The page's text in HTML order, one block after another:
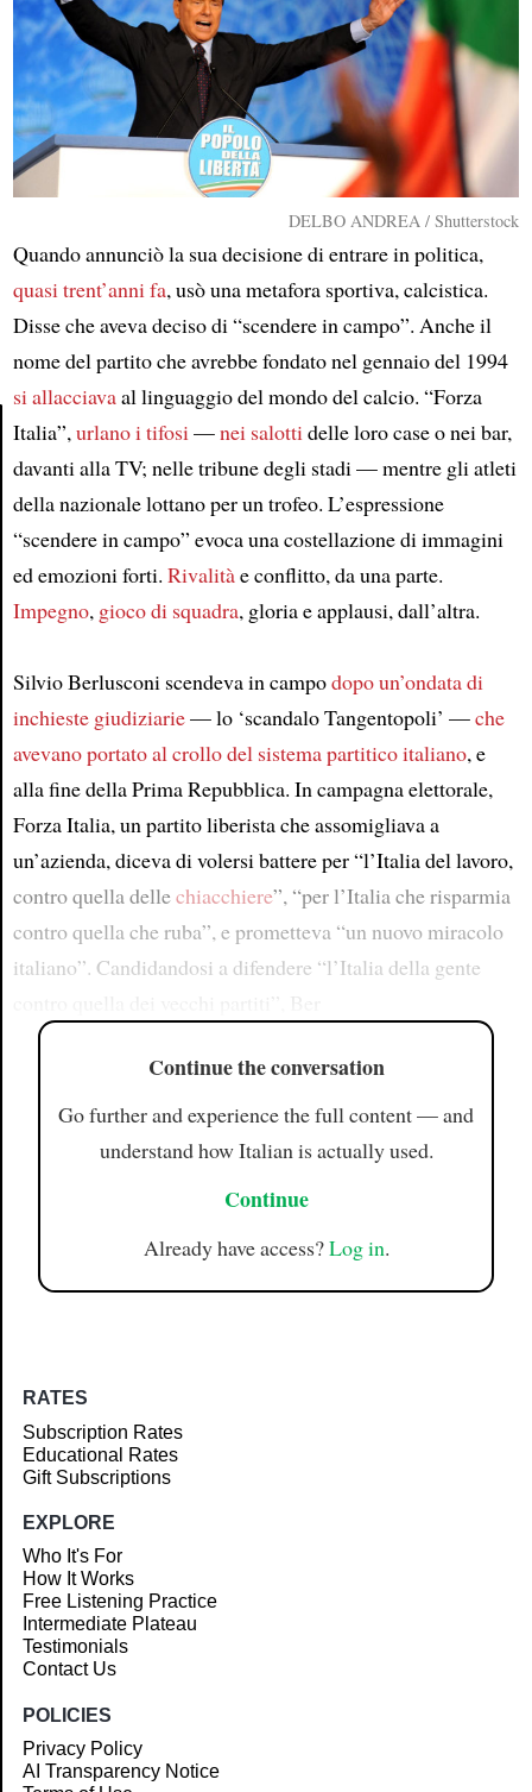
Article
DELBO ANDREA / Shutterstock
Quando annunciò la sua decisione di entrare in politica,
quasi trent’anni fa, usò una metafora sportiva, calcistica.
Disse che aveva deciso di “scendere in campo”. Anche il
nome del partito che avrebbe fondato nel gennaio del 1994
si allacciavaal linguaggio del mondo del calcio. “Forza
Italia”,urlanoi tifosi—nei salottidelle loro case o nei bar,
davanti alla TV; nelle tribune degli stadi — mentre gli atleti
della nazionale lottano per un trofeo. L’espressione
“scendere in campo” evoca una costellazione di immagini
ed emozioni forti. Rivalitàe conflitto, da una parte.
Impegno, gioco di squadra, gloria e applausi, dall’altra.
Silvio Berlusconi scendeva in campodopo un’ondata di
inchieste giudiziarie— lo ‘scandalo Tangentopoli’ —che
avevano portato al crollo del sistema partitico italiano, e
alla fine della Prima Repubblica. In campagna elettorale,
Forza Italia, un partito liberista che assomigliava a
un’azienda, diceva di volersi battere per “l’Italia del lavoro,
contro quella dellechiacchiere”, “per l’Italia che risparmia
contro quella che ruba”, e prometteva “un nuovo miracolo
italiano”. Candidandosi a difendere “l’Italia della gente
Continue the conversation
Go further and experience the full content — and
understand how Italian is actually used.
Continue
Already have access?Log in.
RATES
Subscription Rates
Educational Rates
Gift Subscriptions
EXPLORE
Who It's For
How It Works
Free Listening Practice
Intermediate Plateau
Testimonials
Contact Us
POLICIES
Privacy Policy
AI Transparency Notice